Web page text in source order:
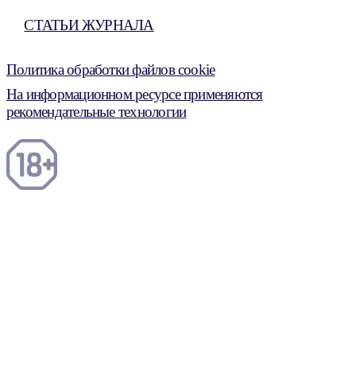
СТАТЬИ ЖУРНАЛА
Политика обработки файлов cookie
На информационном ресурсе применяются
рекомендательные технологии